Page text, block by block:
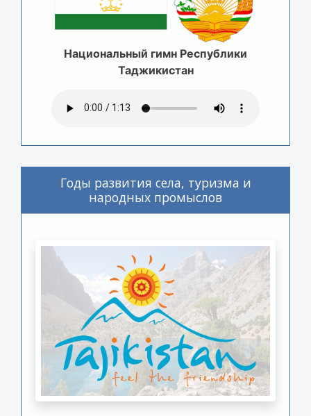
Национальный гимн Республики
Таджикистан
Годы развития села, туризма и
народных промыслов